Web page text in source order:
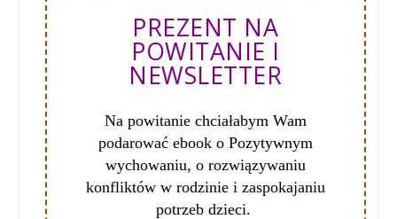
PREZENT NA
POWITANIE I
NEWSLETTER
Na powitanie chciałabym Wam
podarować ebook o Pozytywnym
wychowaniu, o rozwiązywaniu
konfliktów w rodzinie i zaspokajaniu
potrzeb dzieci.